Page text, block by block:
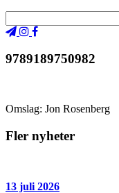
9789189750982
Omslag: Jon Rosenberg
Fler nyheter
13 juli 2026